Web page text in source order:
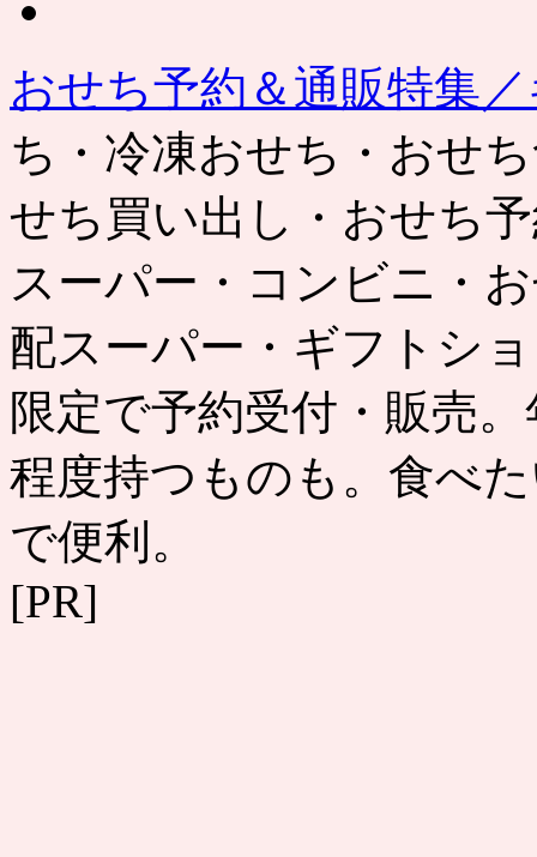
おせち予約＆通販特集
ち・冷凍おせち・おせ
せち買い出し・おせち
スーパー・コンビニ・
配スーパー・ギフトシ
限定で予約受付・販売
程度持つものも。食べ
で便利。
[PR]